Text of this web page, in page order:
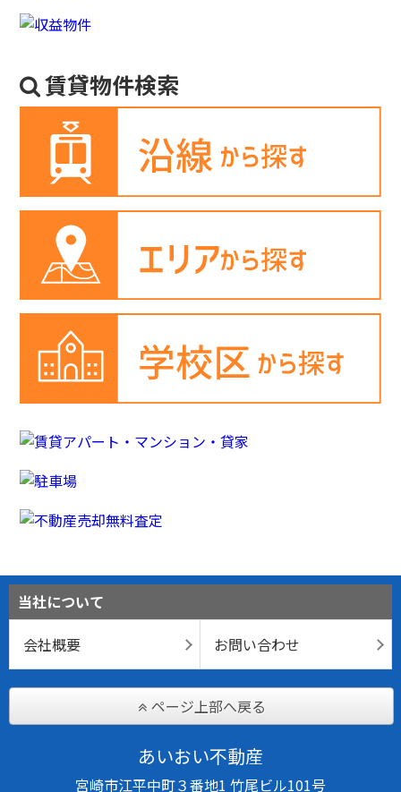
賃貸物件検索
当社について
会社概要
お問い合わせ
ページ上部へ戻る
あいおい不動産
宮崎市江平中町３番地1 竹尾ビル101号